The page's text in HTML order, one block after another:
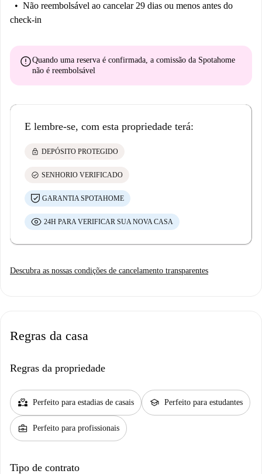
Não reembolsável ao cancelar 29 dias ou menos antes do
check-in
errorQuando uma reserva é confirmada, a comissão da Spotahome
não é reembolsável
E lembre-se, com esta propriedade terá:
lock DEPÓSITO PROTEGIDO
check_circle SENHORIO VERIFICADO
GARANTIA SPOTAHOME
24H PARA VERIFICAR SUA NOVA CASA
Descubra as nossas condições de cancelamento transparentes
Regras da casa
Regras da propriedade
partner_heart Perfeito para estadias de casais school Perfeito para estudantes
business_center Perfeito para profissionais
Tipo de contrato